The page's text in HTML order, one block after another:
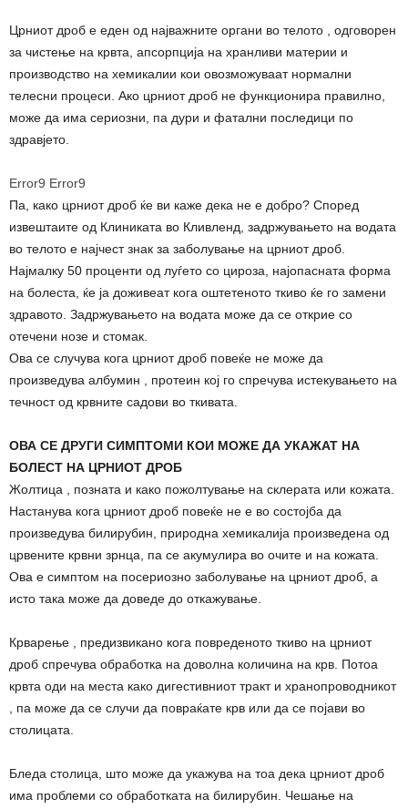
Црниот дроб е еден од најважните органи во телото , одговорен
за чистење на крвта, апсорпција на хранливи материи и
производство на хемикалии кои овозможуваат нормални
телесни процеси. Ако црниот дроб не функционира правилно,
може да има сериозни, па дури и фатални последици по
здравјето.
Error9 Error9
Па, како црниот дроб ќе ви каже дека не е добро? Според
извештаите од Клиниката во Кливленд, задржувањето на водата
во телото е најчест знак за заболување на црниот дроб.
Најмалку 50 проценти од луѓето со цироза, најопасната форма
на болеста, ќе ја доживеат кога оштетеното ткиво ќе го замени
здравото. Задржувањето на водата може да се открие со
отечени нозе и стомак.
Ова се случува кога црниот дроб повеќе не може да
произведува албумин , протеин кој го спречува истекувањето на
течност од крвните садови во ткивата.
ОВА СЕ ДРУГИ СИМПТОМИ КОИ МОЖЕ ДА УКАЖАТ НА
БОЛЕСТ НА ЦРНИОТ ДРОБ
Жолтица , позната и како пожолтување на склерата или кожата.
Настанува кога црниот дроб повеќе не е во состојба да
произведува билирубин, природна хемикалија произведена од
црвените крвни зрнца, па се акумулира во очите и на кожата.
Ова е симптом на посериозно заболување на црниот дроб, а
исто така може да доведе до откажување.
Крварење , предизвикано кога повреденото ткиво на црниот
дроб спречува обработка на доволна количина на крв. Потоа
крвта оди на места како дигестивниот тракт и хранопроводникот
, па може да се случи да повраќате крв или да се појави во
столицата.
Бледа столица, што може да укажува на тоа дека црниот дроб
има проблеми со обработката на билирубин. Чешање на